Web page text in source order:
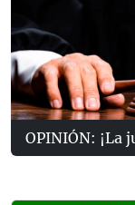
OPINIÓN: ¡La